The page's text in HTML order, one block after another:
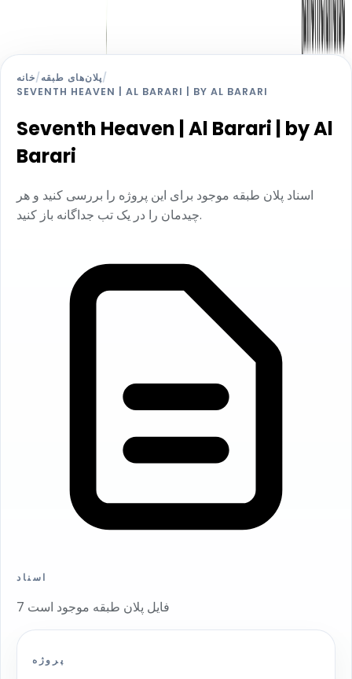
خانه/پلان‌های طبقه/
SEVENTH HEAVEN | AL BARARI | BY AL BARARI
Seventh Heaven | Al Barari | by Al
Barari
اسناد پلان طبقه موجود برای این پروژه را بررسی کنید و هر
چیدمان را در یک تب جداگانه باز کنید.
اسناد
7 فایل پلان طبقه موجود است
پروژه